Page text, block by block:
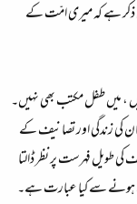
ہے کہ میری امّت کے
، میں طفل مکتب بھی نہیں۔
کی زندگی اور تصانیف کے
کی طویل فہرست پر نظر ڈالتا
ہونے سے کیا عبارت ہے۔